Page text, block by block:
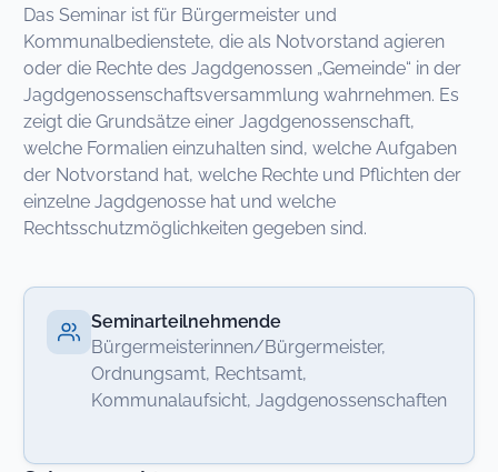
Das Seminar ist für Bürgermeister und
Kommunalbedienstete, die als Notvorstand agieren
oder die Rechte des Jagdgenossen „Gemeinde“ in der
Jagdgenossenschaftsversammlung wahrnehmen. Es
zeigt die Grundsätze einer Jagdgenossenschaft,
welche Formalien einzuhalten sind, welche Aufgaben
der Notvorstand hat, welche Rechte und Pflichten der
einzelne Jagdgenosse hat und welche
Rechtsschutzmöglichkeiten gegeben sind.
Seminarteilnehmende
Bürgermeisterinnen/Bürgermeister,
Ordnungsamt, Rechtsamt,
Kommunalaufsicht, Jagdgenossenschaften